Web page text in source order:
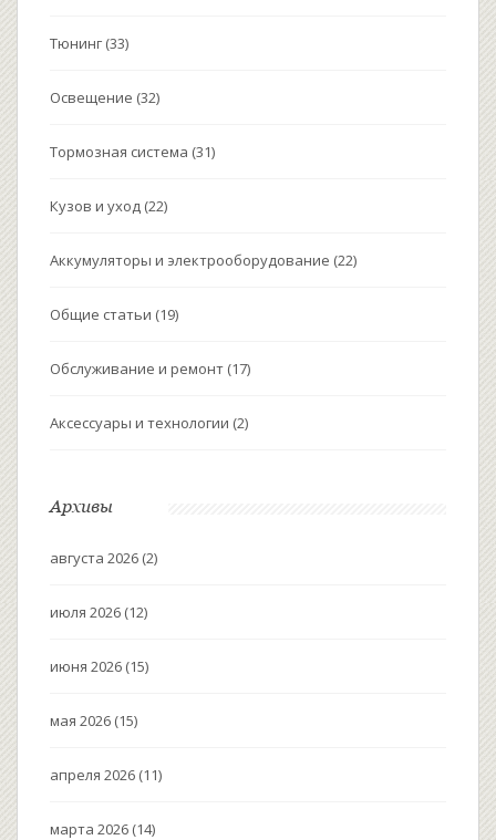
Тюнинг (33)
Освещение (32)
Тормозная система (31)
Кузов и уход (22)
Аккумуляторы и электрооборудование (22)
Общие статьи (19)
Обслуживание и ремонт (17)
Аксессуары и технологии (2)
Архивы
августа 2026 (2)
июля 2026 (12)
июня 2026 (15)
мая 2026 (15)
апреля 2026 (11)
марта 2026 (14)